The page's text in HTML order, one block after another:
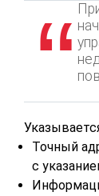
Точный
с